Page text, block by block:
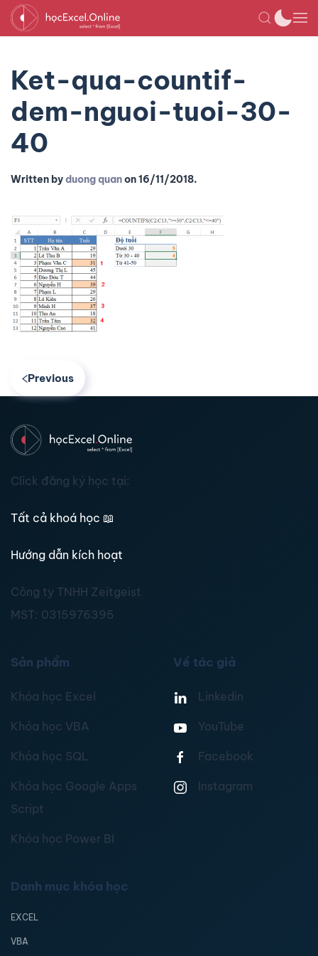
Ket-qua-countif-
dem-nguoi-tuoi-30-
40
Written byduong quanon16/11/2018.
Previous
Click đăng ký học tại:
Tất cả khoá học 📖
Hướng dẫn kích hoạt
Công ty TNHH Zeitgeist
MST: 0315976395
Sản phẩm
Khóa học Excel
Khóa học VBA
Khóa học SQL
Khóa học Google Apps
Script
Khóa học Power BI
Về tác giả
Linkedin
YouTube
Facebook
Instagram
Danh mục khóa học
EXCEL
VBA